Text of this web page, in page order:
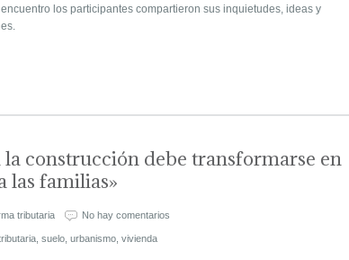
los participantes compartieron sus inquietudes, ideas y
construcción debe transformarse en
las familias»
tributaria No hay comentarios
suelo urbanismo vivienda